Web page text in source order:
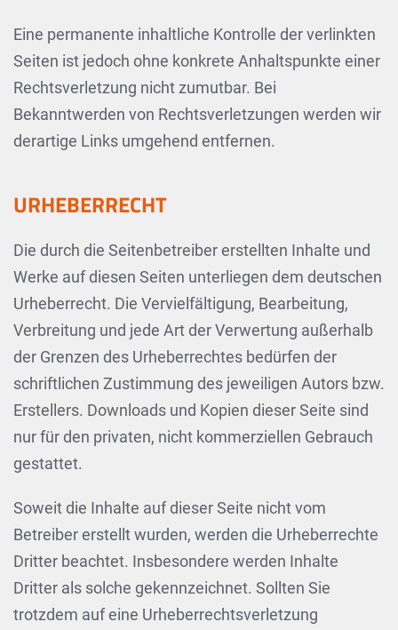
Eine permanente inhaltliche Kontrolle der verlinkten
Seiten ist jedoch ohne konkrete Anhaltspunkte einer
Rechtsverletzung nicht zumutbar. Bei
Bekanntwerden von Rechtsverletzungen werden wir
derartige Links umgehend entfernen.
URHEBERRECHT
Die durch die Seitenbetreiber erstellten Inhalte und
Werke auf diesen Seiten unterliegen dem deutschen
Urheberrecht. Die Vervielfältigung, Bearbeitung,
Verbreitung und jede Art der Verwertung außerhalb
der Grenzen des Urheberrechtes bedürfen der
schriftlichen Zustimmung des jeweiligen Autors bzw.
Erstellers. Downloads und Kopien dieser Seite sind
nur für den privaten, nicht kommerziellen Gebrauch
gestattet.
Soweit die Inhalte auf dieser Seite nicht vom
Betreiber erstellt wurden, werden die Urheberrechte
Dritter beachtet. Insbesondere werden Inhalte
Dritter als solche gekennzeichnet. Sollten Sie
trotzdem auf eine Urheberrechtsverletzung